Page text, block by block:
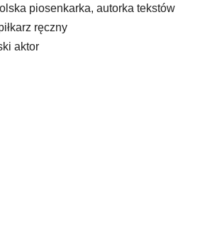
piosenkarka, autorka tekstów
ręczny
aktor